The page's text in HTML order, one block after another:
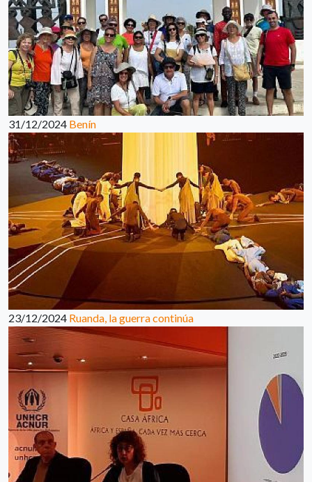
31/12/2024 Benín
23/12/2024 Ruanda, la guerra continúa